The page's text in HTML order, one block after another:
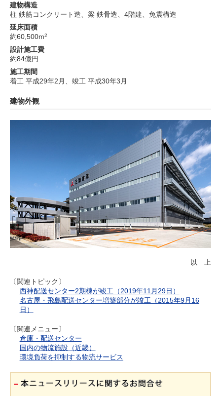
建物構造
柱 鉄筋コンクリート造、梁 鉄骨造、4階建、免震構造
延床面積
約60,500m2
設計施工費
約84億円
施工期間
着工 平成29年2月、竣工 平成30年3月
建物外観
以 上
〔関連トピック〕
西神配送センター2期棟が竣工（2019年11月29日）
名古屋・飛島配送センター増築部分が竣工（2015年9月16
日）
〔関連メニュー〕
倉庫・配送センター
国内の物流施設（近畿）
環境負荷を抑制する物流サービス